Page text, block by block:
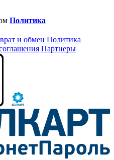
Политика
и обмен Политика
Партнеры